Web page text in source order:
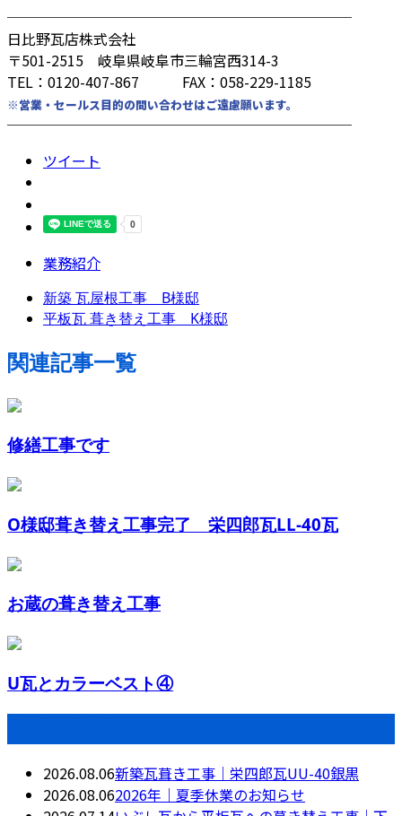
────────────────────────
日比野瓦店株式会社
〒501-2515 岐阜県岐阜市三輪宮西314-3
TEL：0120-407-867 FAX：058-229-1185
※営業・セールス目的の問い合わせはご遠慮願います。
────────────────────────
ツイート
業務紹介
新築 瓦屋根工事 B様邸
平板瓦 葺き替え工事 K様邸
関連記事一覧
修繕工事です
O様邸葺き替え工事完了 栄四郎瓦LL-40瓦
お蔵の葺き替え工事
U瓦とカラーベスト④
2026.08.06新築瓦葺き工事｜栄四郎瓦UU-40銀黒
2026.08.062026年｜夏季休業のお知らせ